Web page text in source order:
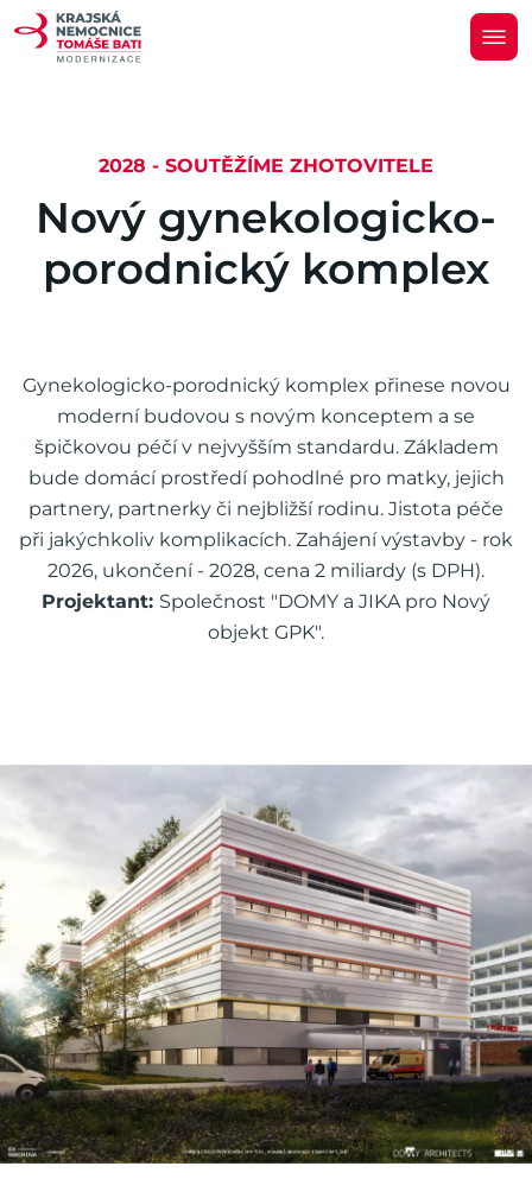
2028 - SOUTĚŽÍME ZHOTOVITELE
Nový gynekologicko-
porodnický komplex
Gynekologicko-porodnický komplex přinese novou
moderní budovou s novým konceptem a se
špičkovou péčí v nejvyšším standardu. Základem
bude domácí prostředí pohodlné pro matky, jejich
partnery, partnerky či nejbližší rodinu. Jistota péče
při jakýchkoliv komplikacích. Zahájení výstavby - rok
2026, ukončení - 2028, cena 2 miliardy (s DPH).
Projektant: Společnost "DOMY a JIKA pro Nový
objekt GPK".